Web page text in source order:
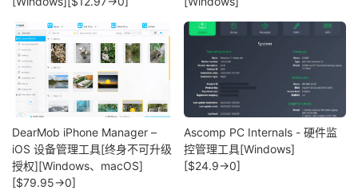
DearMob iPhone Manager –
iOS 设备管理工具[终身不可升级
授权][Windows、macOS]
[$79.95→0]
Ascomp PC Internals - 硬件监
控管理工具[Windows]
[$24.9→0]